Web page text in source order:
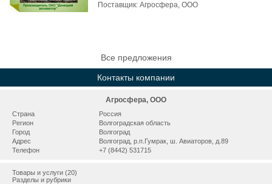
Поставщик:Агросфера, ООО
Все предложения
Контакты компании
Агросфера, ООО
Страна
Россия
Регион
Волгоградская область
Город
Волгоград
Адрес
Волгоград, р.п.Гумрак, ш. Авиаторов, д.89
Телефон
+7 (8442) 531715
Товары и услуги (20)
Разделы и рубрики